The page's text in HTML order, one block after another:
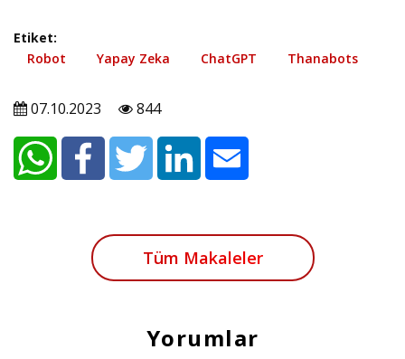
Etiket:
Robot
Yapay Zeka ChatGPT Thanabots
07.10.2023 844
Tüm Makaleler
Yorumlar